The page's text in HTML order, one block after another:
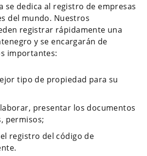
se dedica al registro de empresas
del mundo. Nuestros
registrar rápidamente una
y se encargarán de
importantes:
tipo de propiedad para su
presentar los documentos
permisos;
registro del código de